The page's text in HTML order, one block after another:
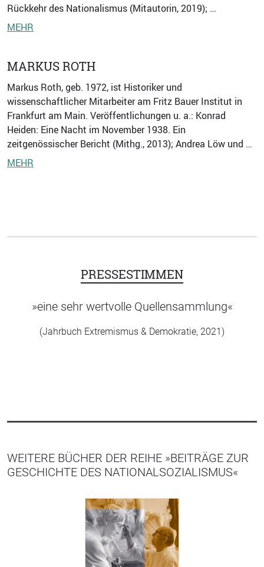
Rückkehr des Nationalismus (Mitautorin, 2019); …
MEHR
MARKUS ROTH
Markus Roth, geb. 1972, ist Historiker und
wissenschaftlicher Mitarbeiter am Fritz Bauer Institut in
Frankfurt am Main. Veröffentlichungen u. a.: Konrad
Heiden: Eine Nacht im November 1938. Ein
zeitgenössischer Bericht (Mithg., 2013); Andrea Löw und …
MEHR
PRESSESTIMMEN
»eine sehr wertvolle Quellensammlung«
(Jahrbuch Extremismus & Demokratie, 2021)
WEITERE BÜCHER DER REIHE »BEITRÄGE ZUR
GESCHICHTE DES NATIONALSOZIALISMUS«